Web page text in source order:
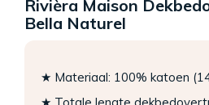
Rivièra Maison
Bella Naturel
★ Materiaal: 100% katoen